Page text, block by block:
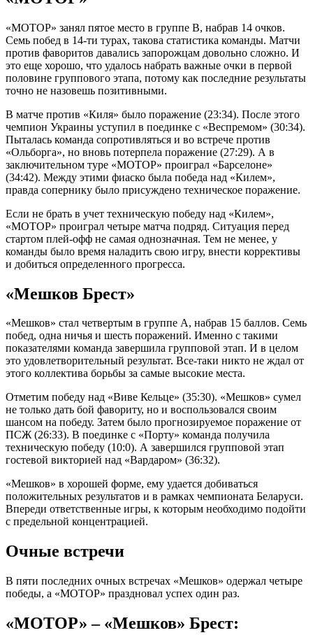
«МОТОР» занял пятое место в группе B, набрав 14 очков.
Семь побед в 14-ти турах, такова статистика команды. Матчи
против фаворитов давались запорожцам довольно сложно. И
это еще хорошо, что удалось набрать важные очки в первой
половине группового этапа, потому как последние результаты
точно не назовешь позитивными.
В матче против «Киля» было поражение (23:34). После этого
чемпион Украины уступил в поединке с «Веспремом» (30:34).
Пыталась команда сопротивляться и во встрече против
«Ольборга», но вновь потерпела поражение (27:29). А в
заключительном туре «МОТОР» проиграл «Барселоне»
(34:42). Между этими фиаско была победа над «Килем»,
правда сопернику было присуждено техническое поражение.
Если не брать в учет техническую победу над «Килем»,
«МОТОР» проиграл четыре матча подряд. Ситуация перед
стартом плей-офф не самая однозначная. Тем не менее, у
команды было время наладить свою игру, внести коррективы
и добиться определенного прогресса.
«Мешков Брест»
«Мешков» стал четвертым в группе A, набрав 15 баллов. Семь
побед, одна ничья и шесть поражений. Именно с такими
показателями команда завершила групповой этап. И в целом
это удовлетворительный результат. Все-таки никто не ждал от
этого коллектива борьбы за самые высокие места.
Отметим победу над «Виве Кельце» (35:30). «Мешков» сумел
не только дать бой фавориту, но и воспользовался своим
шансом на победу. Затем было прогнозируемое поражение от
ПСЖ (26:33). В поединке с «Порту» команда получила
техническую победу (10:0). А завершился групповой этап
гостевой викторией над «Вардаром» (36:32).
«Мешков» в хорошей форме, ему удается добиваться
положительных результатов и в рамках чемпионата Беларуси.
Впереди ответственные игры, к которым необходимо подойти
с предельной концентрацией.
Очные встречи
В пяти последних очных встречах «Мешков» одержал четыре
победы, а «МОТОР» праздновал успех один раз.
«МОТОР»–«Мешков» Брест: